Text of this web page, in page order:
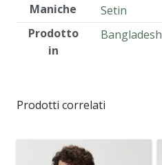
Maniche
Setin
Prodotto
in
Bangladesh
Prodotti correlati